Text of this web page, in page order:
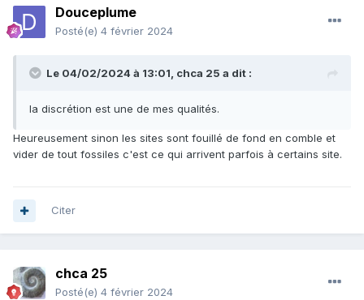
Douceplume
Posté(e) 4 février 2024
Le 04/02/2024 à 13:01, chca 25 a dit :
la discrétion est une de mes qualités.
Heureusement sinon les sites sont fouillé de fond en comble et
vider de tout fossiles c'est ce qui arrivent parfois à certains site.
Citer
chca 25
Posté(e) 4 février 2024